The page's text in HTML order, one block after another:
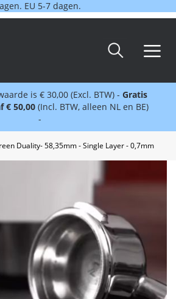
EU 5-7 dagen.
is € 30,00 (Excl. BTW) - Gratis
€ 50,00 (Incl. BTW, alleen NL en BE)
-
Duality- 58,35mm - Single Layer - 0,7mm